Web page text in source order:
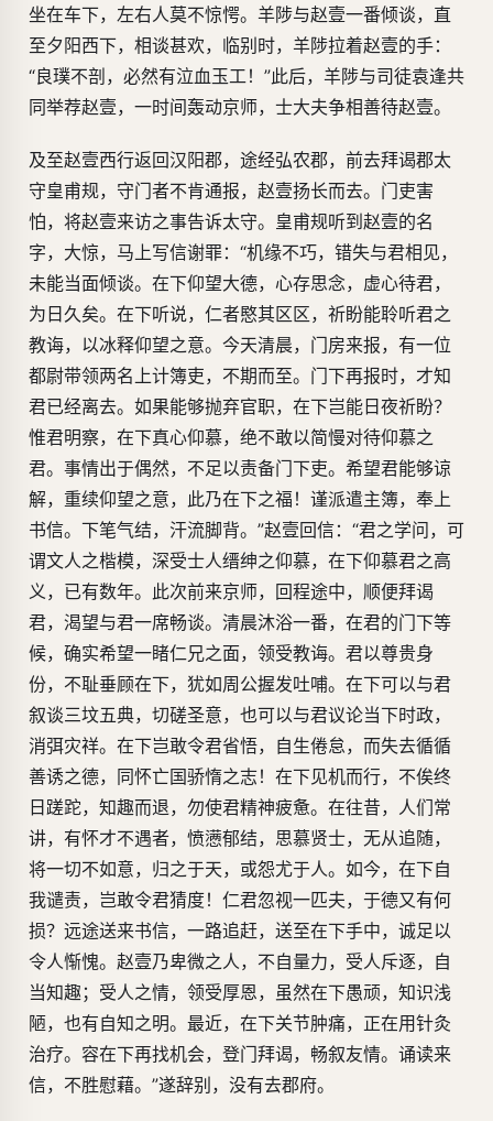
坐在车下，左右人莫不惊愕。羊陟与赵壹一番倾谈，直
至夕阳西下，相谈甚欢，临别时，羊陟拉着赵壹的手：
“良璞不剖，必然有泣血玉工！”此后，羊陟与司徒袁逢共
同举荐赵壹，一时间轰动京师，士大夫争相善待赵壹。
及至赵壹西行返回汉阳郡，途经弘农郡，前去拜谒郡太
守皇甫规，守门者不肯通报，赵壹扬长而去。门吏害
怕，将赵壹来访之事告诉太守。皇甫规听到赵壹的名
字，大惊，马上写信谢罪：“机缘不巧，错失与君相见，
未能当面倾谈。在下仰望大德，心存思念，虚心待君，
为日久矣。在下听说，仁者愍其区区，祈盼能聆听君之
教诲，以冰释仰望之意。今天清晨，门房来报，有一位
都尉带领两名上计簿吏，不期而至。门下再报时，才知
君已经离去。如果能够抛弃官职，在下岂能日夜祈盼？
惟君明察，在下真心仰慕，绝不敢以简慢对待仰慕之
君。事情出于偶然，不足以责备门下吏。希望君能够谅
解，重续仰望之意，此乃在下之福！谨派遣主簿，奉上
书信。下笔气结，汗流脚背。”赵壹回信：“君之学问，可
谓文人之楷模，深受士人缙绅之仰慕，在下仰慕君之高
义，已有数年。此次前来京师，回程途中，顺便拜谒
君，渴望与君一席畅谈。清晨沐浴一番，在君的门下等
候，确实希望一睹仁兄之面，领受教诲。君以尊贵身
份，不耻垂顾在下，犹如周公握发吐哺。在下可以与君
叙谈三坟五典，切磋圣意，也可以与君议论当下时政，
消弭灾祥。在下岂敢令君省悟，自生倦怠，而失去循循
善诱之德，同怀亡国骄惰之志！在下见机而行，不俟终
日蹉跎，知趣而退，勿使君精神疲惫。在往昔，人们常
讲，有怀才不遇者，愤懑郁结，思慕贤士，无从追随，
将一切不如意，归之于天，或怨尤于人。如今，在下自
我谴责，岂敢令君猜度！仁君忽视一匹夫，于德又有何
损？远途送来书信，一路追赶，送至在下手中，诚足以
令人惭愧。赵壹乃卑微之人，不自量力，受人斥逐，自
当知趣；受人之情，领受厚恩，虽然在下愚顽，知识浅
陋，也有自知之明。最近，在下关节肿痛，正在用针灸
治疗。容在下再找机会，登门拜谒，畅叙友情。诵读来
信，不胜慰藉。”遂辞别，没有去郡府。